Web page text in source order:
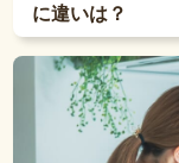
に違いは？